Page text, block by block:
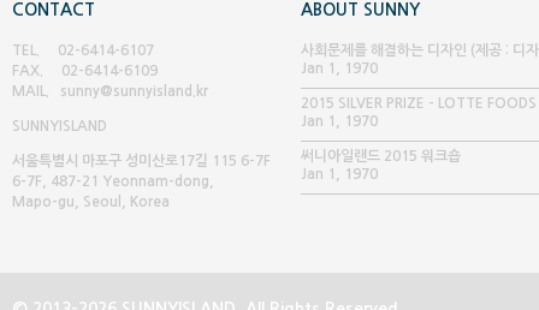
CONTACT
TEL. 02-6414-6107
FAX. 02-6414-6109
MAIL. sunny@sunnyisland.kr
SUNNY ISLAND
서울특별시 마포구 성미산로17길 115 6-7F
6-7F, 487-21 Yeonnam-dong,
Mapo-gu, Seoul, Korea
ABOUT SUNNY
사회문제를 해결하는 디자인 (제공 : 디
글 매거진)
Jan 1, 1970
2015 SILVER PRIZE - LOTTE FOODS
Jan 1, 1970
써니아일랜드 2015 워크숍
Jan 1, 1970